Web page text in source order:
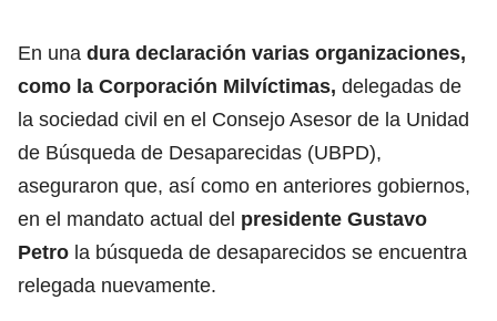
En una dura declaración varias organizaciones,
como la Corporación Milvíctimas, delegadas de
la sociedad civil en el Consejo Asesor de la Unidad
de Búsqueda de Desaparecidas (UBPD),
aseguraron que, así como en anteriores gobiernos,
en el mandato actual del presidente Gustavo
Petro la búsqueda de desaparecidos se encuentra
relegada nuevamente.